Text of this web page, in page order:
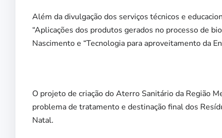
Além da divulgação dos serviços técnicos e
“Aplicações dos produtos gerados no processo de
Nascimento e “Tecnologia para aproveitamento da
O projeto de criação do Aterro Sanitário da Região
problema de tratamento e destinação final dos
Natal.